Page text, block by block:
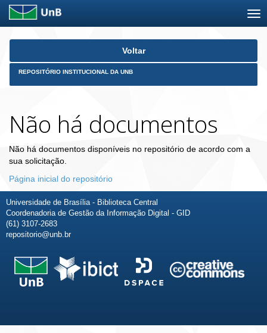
Skip
Voltar
REPOSITÓRIO INSTITUCIONAL DA UNB
Não há documentos
Não há documentos disponíveis no repositório de acordo com a
sua solicitação.
Página inicial do repositório
Universidade de Brasília - Biblioteca Central
Coordenadoria de Gestão da Informação Digital - GID
(61) 3107-2683
repositorio@unb.br